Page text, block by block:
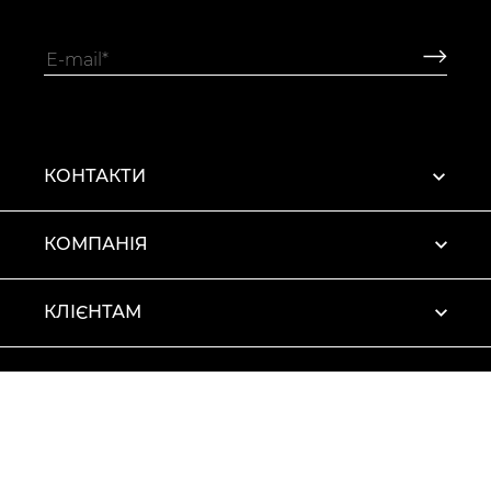
КОНТАКТИ
КОМПАНІЯ
КЛІЄНТАМ